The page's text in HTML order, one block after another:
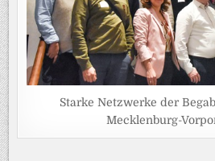
Starke Netzwerke der
Mecklenburg-